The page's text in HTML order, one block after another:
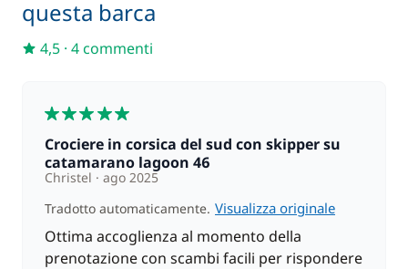
questa barca
4,5 · 4 commenti
Crociere in corsica del sud con skipper su
catamarano lagoon 46
Christel
ago 2025
Tradotto automaticamente. Visualizza originale
Ottima accoglienza al momento della
prenotazione con scambi facili per rispondere